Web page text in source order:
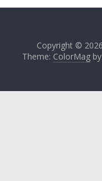
Copyright © 2026
Theme: ColorMagby